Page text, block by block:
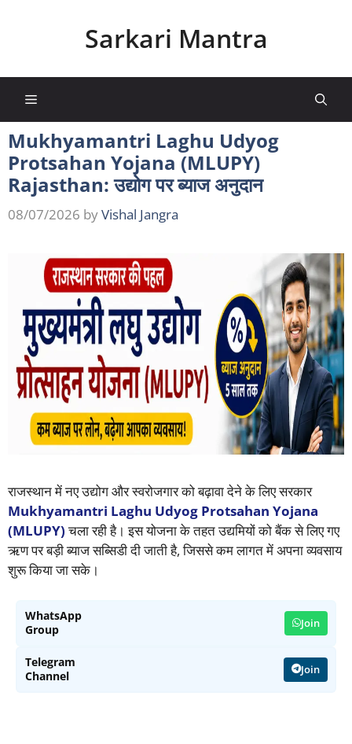
Sarkari Mantra
Menu
Mukhyamantri Laghu Udyog
Protsahan Yojana (MLUPY)
Rajasthan: उद्योग पर ब्याज अनुदान
08/07/2026 byVishal Jangra
राजस्थान में नए उद्योग और स्वरोजगार को बढ़ावा देने के लिए सरकार
Mukhyamantri Laghu Udyog Protsahan Yojana
(MLUPY)चला रही है। इस योजना के तहत उद्यमियों को बैंक से लिए गए
ऋण पर बड़ी ब्याज सब्सिडी दी जाती है, जिससे कम लागत में अपना व्यवसाय
शुरू किया जा सके।
WhatsApp
Group
Join
Telegram
Channel
Join